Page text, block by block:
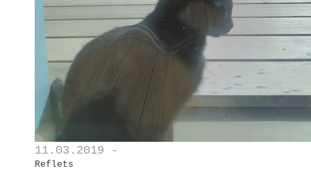
11.03.2019 -
Reflets